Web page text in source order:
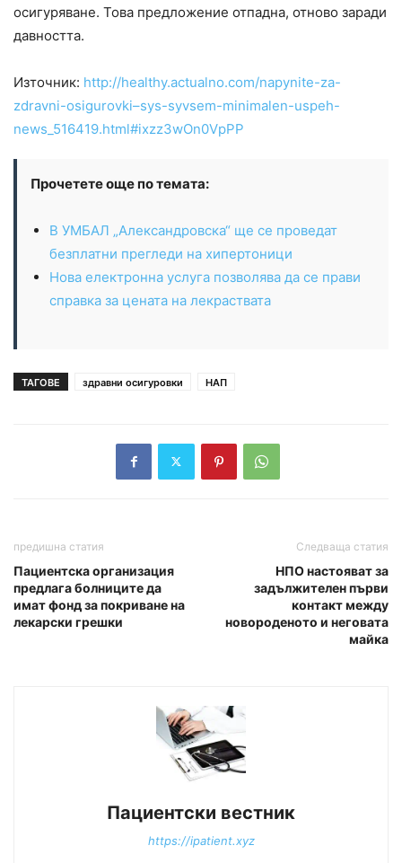
осигуряване. Това предложение отпадна, отново заради
давността.
Източник: http://healthy.actualno.com/napynite-za-
zdravni-osigurovki–sys-syvsem-minimalen-uspeh-
news_516419.html#ixzz3wOn0VpPP
Прочетете още по темата:
В УМБАЛ „Александровска“ ще се проведат
безплатни прегледи на хипертоници
Нова електронна услуга позволява да се прави
справка за цената на лекраствата
ТАГОВЕ здравни осигуровки НАП
предишна статия
Пациентска организация
предлага болниците да
имат фонд за покриване на
лекарски грешки
Следваща статия
НПО настояват за
задължителен първи
контакт между
новороденото и неговата
майка
Пациентски вестник
https://ipatient.xyz